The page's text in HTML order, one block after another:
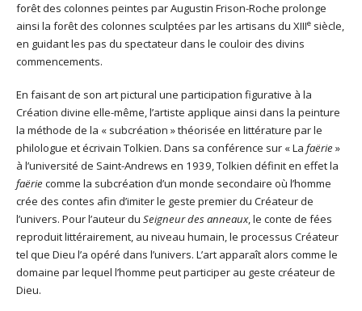
forêt des colonnes peintes par Augustin Frison-Roche prolonge
ainsi la forêt des colonnes sculptées par les artisans du XIIIe siècle,
en guidant les pas du spectateur dans le couloir des divins
commencements.
En faisant de son art pictural une participation figurative à la
Création divine elle-même, l’artiste applique ainsi dans la peinture
la méthode de la « subcréation » théorisée en littérature par le
philologue et écrivain Tolkien. Dans sa conférence sur « La faërie »
à l’université de Saint-Andrews en 1939, Tolkien définit en effet la
faërie comme la subcréation d’un monde secondaire où l’homme
crée des contes afin d’imiter le geste premier du Créateur de
l’univers. Pour l’auteur du Seigneur des anneaux, le conte de fées
reproduit littérairement, au niveau humain, le processus Créateur
tel que Dieu l’a opéré dans l’univers. L’art apparaît alors comme le
domaine par lequel l’homme peut participer au geste créateur de
Dieu.